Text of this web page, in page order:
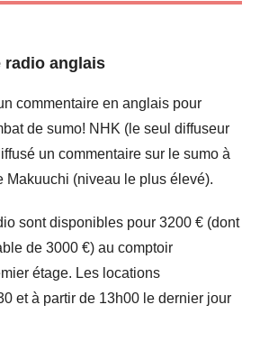
radio anglais
commentaire en anglais pour
de sumo! NHK (le seul diffuseur
un commentaire sur le sumo à
Makuuchi (niveau le plus élevé).
sont disponibles pour 3200 € (dont
de 3000 €) au comptoir
étage. Les locations
et à partir de 13h00 le dernier jour